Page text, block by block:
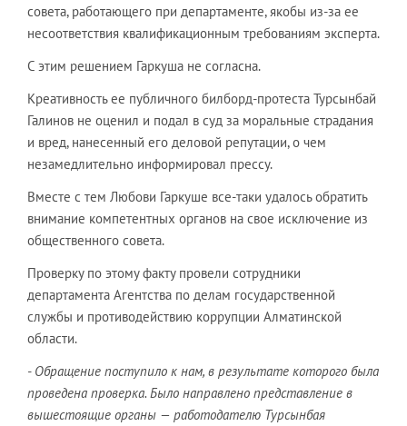
совета, работающего при департаменте, якобы из-за ее
несоответствия квалификационным требованиям эксперта.
С этим решением Гаркуша не согласна.
Креативность ее публичного билборд-протеста Турсынбай
Галинов не оценил и подал в суд за моральные страдания
и вред, нанесенный его деловой репутации, о чем
незамедлительно информировал прессу.
Вместе с тем Любови Гаркуше все-таки удалось обратить
внимание компетентных органов на свое исключение из
общественного совета.
Проверку по этому факту провели сотрудники
департамента Агентства по делам государственной
службы и противодействию коррупции Алматинской
области.
- Обращение поступило к нам, в результате которого была
проведена проверка. Было направлено представление в
вышестоящие органы — работодателю Турсынбая